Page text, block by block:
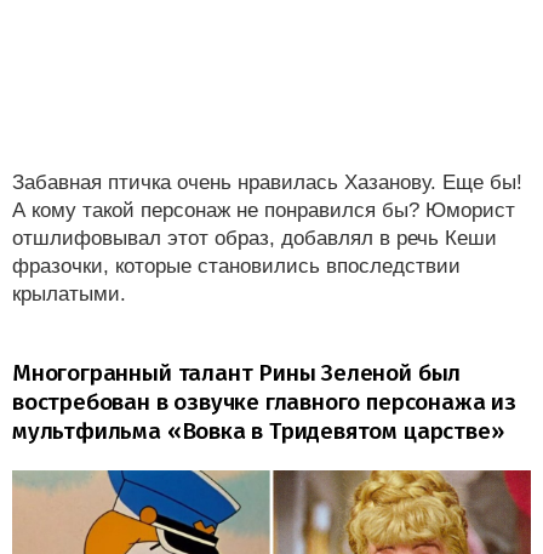
Забавная птичка очень нравилась Хазанову. Еще бы!
А кому такой персонаж не понравился бы? Юморист
отшлифовывал этот образ, добавлял в речь Кеши
фразочки, которые становились впоследствии
крылатыми.
Многогранный талант Рины Зеленой был
востребован в озвучке главного персонажа из
мультфильма «Вовка в Тридевятом царстве»